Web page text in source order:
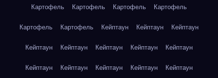
Картофель Картофель Картофель Картофель
Картофель Картофель Кейптаун Кейптаун Кейптаун
Кейптаун Кейптаун Кейптаун Кейптаун Кейптаун
Кейптаун Кейптаун Кейптаун Кейптаун Кейптаун